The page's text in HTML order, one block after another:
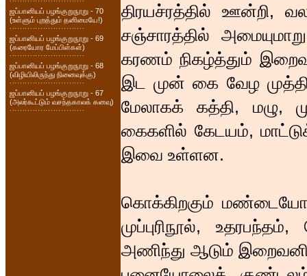
ஜப்பானியப் பழங்குறுநூறு - 70
(உள்ளும் புறத்தும் தனிமையே!)
ஜப்பானியப் பழங்குறுநூறு - 69
(கரையோர மேப்பிள்கள்)
ஜப்பானியப் பழங்குறுநூறு - 68
(விழியிலிருந்து நினைவுக்கு)
ஜப்பானியப் பழங்குறுநூறு - 67
(அலர்கூட்டும் வசந்தகாலக் கனவு)
திரயச்ரத்தில் ஊன்றி,
சஞ்சாரத்தில்
கரணம் நிகழ்த்தும்
இட முன் கை வேழ
மேலாகக் கத்தி, மழு,
கைகளில் கேடயம்,
இவை உள்ளன.
கொக்கிறகும்
முப்புரிநூல்,
அணிந்து ஆடும்